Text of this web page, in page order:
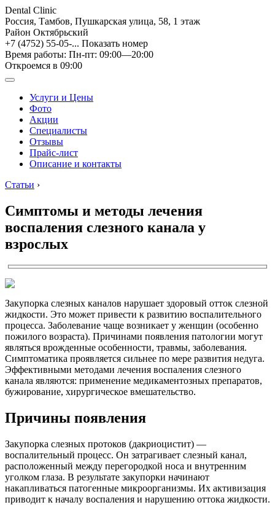
Dental Clinic
Россия, Тамбов, Пушкарская улица, 58, 1 этаж
Район Октябрьский
+7 (4752) 55-05-... Показать номер
Время работы: Пн-пт: 09:00—20:00
Откроемся в 09:00
Услуги и Цены
Фото
Акции
Специалисты
Отзывы
Прайс-лист
Описание и контакты
Статьи ›
Симптомы и методы лечения
воспаления слезного канала у
взрослых
Закупорка слезных каналов нарушает здоровый отток слезной
жидкости. Это может привести к развитию воспалительного
процесса. Заболевание чаще возникает у женщин (особенно
пожилого возраста). Причинами появления патологии могут
являться врожденные особенности, травмы, заболевания.
Симптоматика проявляется сильнее по мере развития недуга.
Эффективными методами лечения воспаления слезного
канала являются: применение медикаментозных препаратов,
бужирование, хирургическое вмешательство.
Причины появления
Закупорка слезных протоков (дакриоцистит) —
воспалительный процесс. Он затрагивает слезный канал,
расположенный между перегородкой носа и внутренним
уголком глаза. В результате закупорки начинают
накапливаться патогенные микроорганизмы. Их активизация
приводит к началу воспаления и нарушению оттока жидкости.